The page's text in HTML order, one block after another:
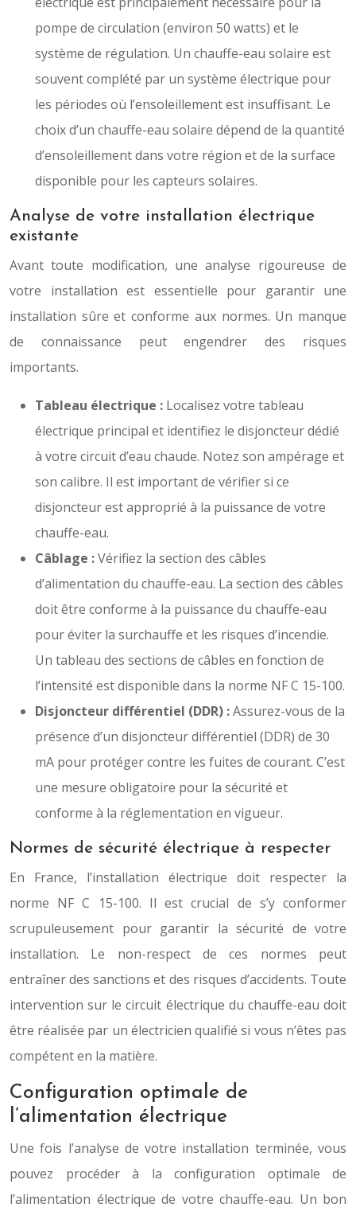
pompe de circulation (environ 50 watts) et le
système de régulation. Un chauffe-eau solaire est
souvent complété par un système électrique pour
les périodes où l’ensoleillement est insuffisant. Le
choix d’un chauffe-eau solaire dépend de la quantité
d’ensoleillement dans votre région et de la surface
disponible pour les capteurs solaires.
Analyse de votre installation électrique
existante
Avant toute modification, une analyse rigoureuse de
votre installation est essentielle pour garantir une
installation sûre et conforme aux normes. Un manque
de connaissance peut engendrer des risques
importants.
Tableau électrique : Localisez votre tableau
électrique principal et identifiez le disjoncteur dédié
à votre circuit d’eau chaude. Notez son ampérage et
son calibre. Il est important de vérifier si ce
disjoncteur est approprié à la puissance de votre
chauffe-eau.
Câblage :Vérifiez la section des câbles
d’alimentation du chauffe-eau. La section des câbles
doit être conforme à la puissance du chauffe-eau
pour éviter la surchauffe et les risques d’incendie.
Un tableau des sections de câbles en fonction de
l’intensité est disponible dans la norme NF C 15-100.
Disjoncteur différentiel (DDR) :Assurez-vous de la
présence d’un disjoncteur différentiel (DDR) de 30
mA pour protéger contre les fuites de courant. C’est
une mesure obligatoire pour la sécurité et
conforme à la réglementation en vigueur.
Normes de sécurité électrique à respecter
En France, l’installation électrique doit respecter la
norme NF C 15-100. Il est crucial de s’y conformer
scrupuleusement pour garantir la sécurité de votre
installation. Le non-respect de ces normes peut
entraîner des sanctions et des risques d’accidents. Toute
intervention sur le circuit électrique du chauffe-eau doit
être réalisée par un électricien qualifié si vous n’êtes pas
compétent en la matière.
Configuration optimale de
l’alimentation électrique
Une fois l’analyse de votre installation terminée, vous
pouvez procéder à la configuration optimale de
l’alimentation électrique de votre chauffe-eau. Un bon